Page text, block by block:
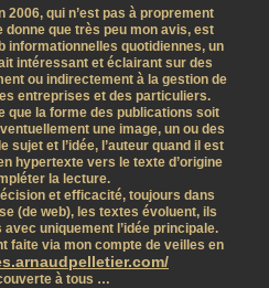
2006, qui n’est pas à proprement
donne que très peu mon avis, est
informationnelles quotidiennes, un
intéressant et éclairant sur des
ou indirectement à la gestion de
entreprises et des particuliers.
que la forme des publications soit
une image, un ou des
sujet et l’idée, l’auteur quand il est
hypertexte vers le texte d’origine
la lecture.
et efficacité, toujours dans
(de web), les textes évoluent, ils
uniquement l’idée principale.
faite via mon compte de veilles en
à tous …